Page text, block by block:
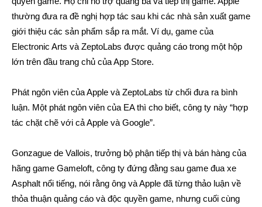
thường đưa ra đề nghị hợp tác sau khi các nhà sản xuất game
giới thiệu các sản phẩm sắp ra mắt. Ví dụ, game của
Electronic Arts và ZeptoLabs được quảng cáo trong một hộp
lớn trên đầu trang chủ của App Store.
Phát ngôn viên của Apple và ZeptoLabs từ chối đưa ra bình
luận. Một phát ngôn viên của EA thì cho biết, công ty này “hợp
tác chặt chẽ với cả Apple và Google”.
Gonzague de Vallois, trưởng bộ phận tiếp thị và bán hàng của
hãng game Gameloft, công ty đứng đằng sau game đua xe
Asphalt nổi tiếng, nói rằng ông và Apple đã từng thảo luận về
thỏa thuận quảng cáo và độc quyền game, nhưng cuối cùng